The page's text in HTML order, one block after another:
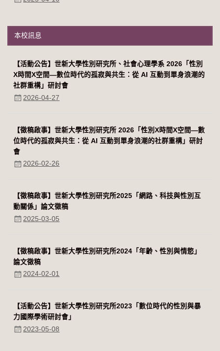
本校訊息
【活動公告】世新大學性別研究所、社會心理學系 2026「性別
Χ時間Χ空間—數位時代的孤寂與共生：從 AI 互動到單身浪潮的
社群重構」研討會
2026-04-27
【徵稿啟事】世新大學性別研究所 2026「性別Χ時間Χ空間—數
位時代的孤寂與共生：從 AI 互動到單身浪潮的社群重構」研討
會
2026-02-26
【徵稿啟事】世新大學性別研究所2025「網路、科技與性別互
動關係」論文徵稿
2025-03-05
【徵稿啟事】世新大學性別研究所2024「年齡、性別與情慾」
論文徵稿
2024-02-01
【活動公告】世新大學性別研究所2023「數位時代的性別與暴
力國際學術研討會」
2023-05-08